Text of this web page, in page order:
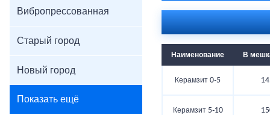
Вибропрессованная
Старый город
Новый город
Показать ещё
Наименование В
Керамзит 0-5
Керамзит 5-10